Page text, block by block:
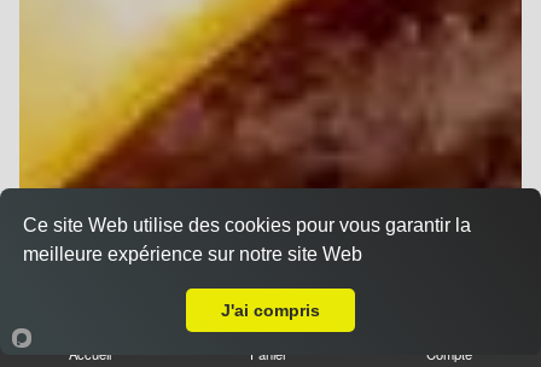
Accueil Panier Compte
Ce site Web utilise des cookies pour vous garantir la
meilleure expérience sur notre site Web
J'ai compris